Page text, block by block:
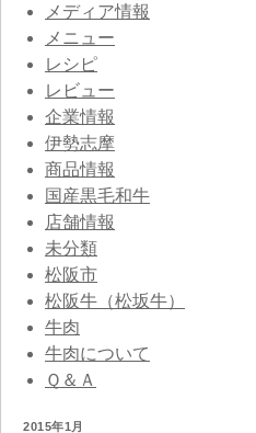
メディア情報
メニュー
レシピ
レビュー
企業情報
伊勢志摩
商品情報
国産黒毛和牛
店舗情報
未分類
松阪市
松阪牛（松坂牛）
牛肉
牛肉について
Ｑ＆Ａ
2015年1月